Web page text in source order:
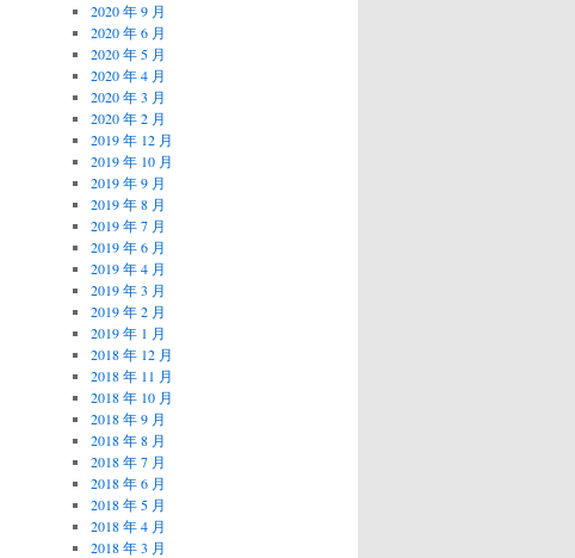
2020 年 9 月
2020 年 6 月
2020 年 5 月
2020 年 4 月
2020 年 3 月
2020 年 2 月
2019 年 12 月
2019 年 10 月
2019 年 9 月
2019 年 8 月
2019 年 7 月
2019 年 6 月
2019 年 4 月
2019 年 3 月
2019 年 2 月
2019 年 1 月
2018 年 12 月
2018 年 11 月
2018 年 10 月
2018 年 9 月
2018 年 8 月
2018 年 7 月
2018 年 6 月
2018 年 5 月
2018 年 4 月
2018 年 3 月